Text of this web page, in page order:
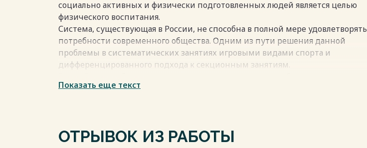
социально активных и физически подготовленных людей является целью
физического воспитания.
Система, существующая в России, не способна в полной мере удовлетворять
потребности современного общества. Одним из пути решения данной
проблемы в систематических занятиях игровыми видами спорта и
дифференцированного подхода к секционным занятиям.
индивидуального и дифференцированного подхода к детям с учётом
целенаправленности действий. Современные требования в волейболе
Показать еще текст
ОТРЫВОК ИЗ РАБОТЫ